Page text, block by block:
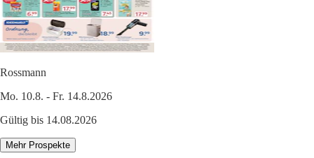
Rossmann
Mo. 10.8. - Fr. 14.8.2026
Gültig bis 14.08.2026
Mehr Prospekte